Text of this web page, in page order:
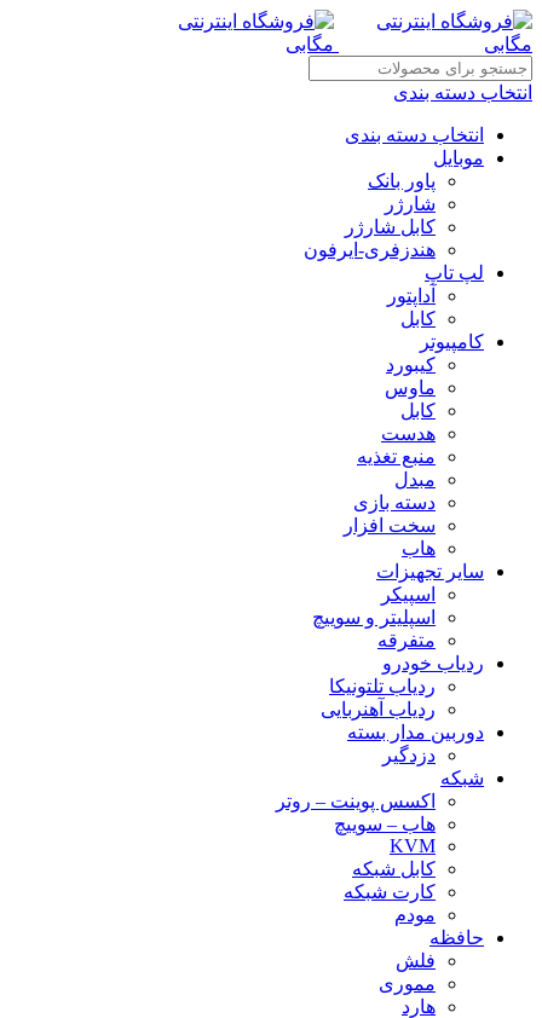
انتخاب دسته بندی
انتخاب دسته بندی
موبایل
پاور بانک
شارژر
کابل شارژر
هندزفری-ایرفون
لپ تاپ
آداپتور
کابل
کامپیوتر
کیبورد
ماوس
کابل
هدست
منبع تغذیه
مبدل
دسته بازی
سخت افزار
هاب
سایر تجهیزات
اسپیکر
اسپلیتر و سوییچ
متفرقه
ردیاب خودرو
ردیاب تلتونیکا
ردیاب آهنربایی
دوربین مدار بسته
دزدگیر
شبکه
اکسس پوینت – روتر
هاب – سوییچ
KVM
کابل شبکه
کارت شبکه
مودم
حافظه
فلش
مموری
هارد